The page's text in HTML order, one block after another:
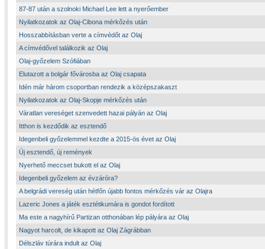
87-87 után a szolnoki Michael Lee lett a nyerőember
Nyilatkozatok az Olaj-Cibona mérkőzés után
Hosszabbításban verte a címvédőt az Olaj
A címvédővel találkozik az Olaj
Olaj-győzelem Szófiában
Elutazott a bolgár fővárosba az Olaj csapata
Idén már három csoportban rendezik a középszakaszt
Nyilatkozatok az Olaj-Skopje mérkőzés után
Váratlan vereséget szenvedett hazai pályán az Olaj
Itthon is kezdődik az esztendő
Idegenbeli győzelemmel kezdte a 2015-ös évet az Olaj
Új esztendő, új remények
Nyerhető meccset bukott el az Olaj
Idegenbeli győzelem az évzáróra?
A belgrádi vereség után hétfőn újabb fontos mérkőzés vár az Olajra
Lazeric Jones a játék esztétikumára is gondot fordított
Ma este a nagyhírű Partizan otthonában lép pályára az Olaj
Nagyot harcolt, de kikapott az Olaj Zágrábban
Délszláv túrára indult az Olaj